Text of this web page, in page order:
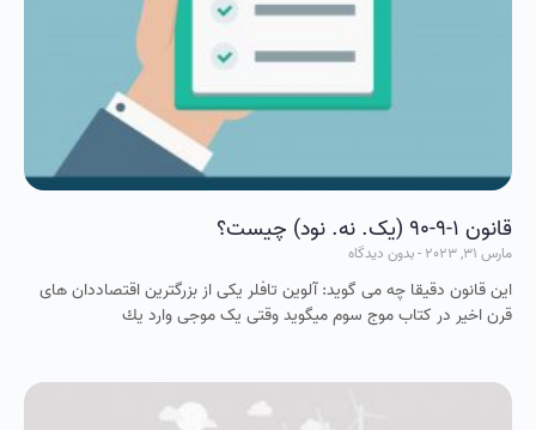
قانون 1-9-90 (یک. نه. نود) چیست؟
مارس 31, 2023 بدون دیدگاه
این قانون دقیقا چه می گوید: آلوین تافلر یکی از بزرگترین اقتصاددان های
قرن اخیر در کتاب موج سوم میگويد وقتی یک موجی وارد یك